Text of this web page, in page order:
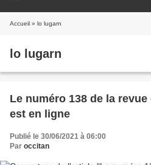
Accueil » lo lugarn
lo lugarn
Le numéro 138 de la
est en ligne
Publié le 30/06/2021 à 06:00
Par occitan